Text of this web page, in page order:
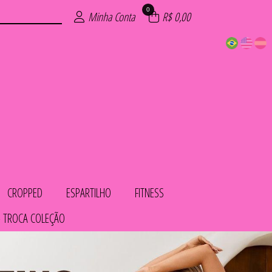
Minha Conta 0 R$ 0,00
CROPPED ESPARTILHO FITNESS
COLEÇÃO